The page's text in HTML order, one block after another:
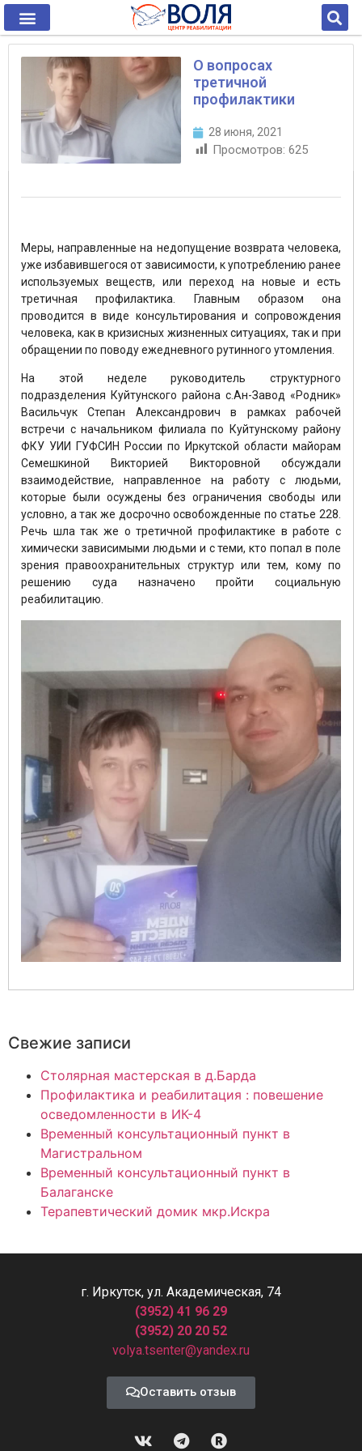
О вопросах
третичной
профилактики
28 июня, 2021
Просмотров: 625
Меры, направленные на недопущение возврата человека,
уже избавившегося от зависимости, к употреблению ранее
используемых веществ, или переход на новые и есть
третичная профилактика. Главным образом она
проводится в виде консультирования и сопровождения
человека, как в кризисных жизненных ситуациях, так и при
обращении по поводу ежедневного рутинного утомления.
На этой неделе руководитель структурного
подразделения Куйтунского района с.Ан-Завод «Родник»
Васильчук Степан Александрович в рамках рабочей
встречи с начальником филиала по Куйтунскому району
ФКУ УИИ ГУФСИН России по Иркутской области майорам
Семешкиной Викторией Викторовной обсуждали
взаимодействие, направленное на работу с людьми,
которые были осуждены без ограничения свободы или
условно, а так же досрочно освобожденные по статье 228.
Речь шла так же о третичной профилактике в работе с
химически зависимыми людьми и с теми, кто попал в поле
зрения правоохранительных структур или тем, кому по
решению суда назначено пройти социальную
реабилитацию.
Свежие записи
Столярная мастерская в д.Барда
Профилактика и реабилитация : повешение
осведомленности в ИК-4
Временный консультационный пункт в
Магистральном
Временный консультационный пункт в
Балаганске
Терапевтический домик мкр.Искра
г. Иркутск, ул. Академическая, 74
(3952) 41 96 29
(3952) 20 20 52
volya.tsenter@yandex.ru
Оставить отзыв